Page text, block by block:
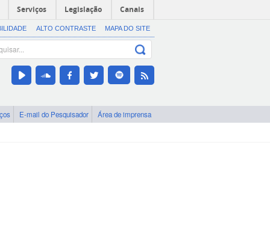
Serviços Legislação Canais
ALTO CONTRASTE MAPA DO SITE
E-mail do Pesquisador Área de imprensa